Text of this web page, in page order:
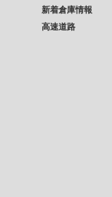
新着倉庫情報
高速道路